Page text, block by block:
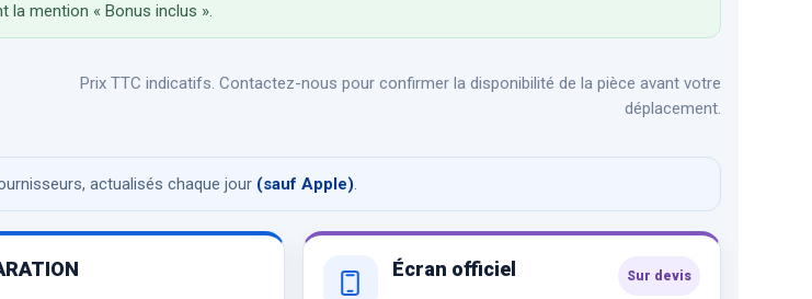
la mention « Bonus inclus ».
Prix TTC indicatifs. Contactez-nous pour confirmer la disponibilité de la pièce avant votre
déplacement.
actualisés chaque jour (sauf Apple).
Écran officiel Sur devis